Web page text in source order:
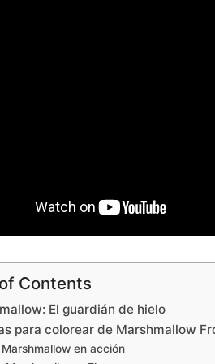
Contents
El guardián de hielo
para colorear de Marshmallow
Marshmallow en acción